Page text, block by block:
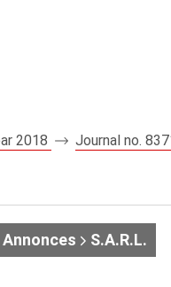
2018 Journal no.
S.A.R.L.